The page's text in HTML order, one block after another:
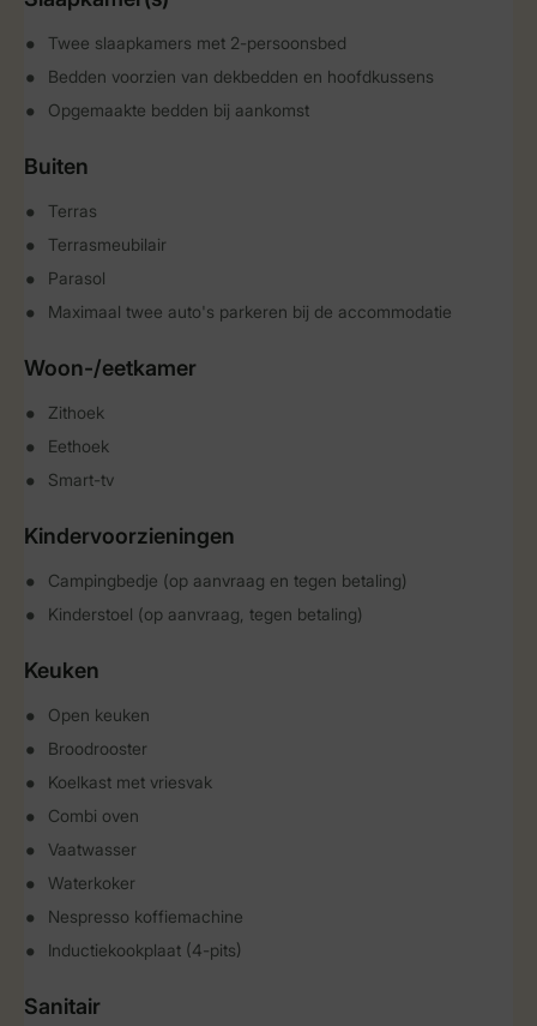
Twee slaapkamers met 2-persoonsbed
Bedden voorzien van dekbedden en hoofdkussens
Opgemaakte bedden bij aankomst
Buiten
Terras
Terrasmeubilair
Parasol
Maximaal twee auto's parkeren bij de accommodatie
Woon-/eetkamer
Zithoek
Eethoek
Smart-tv
Kindervoorzieningen
Campingbedje (op aanvraag en tegen betaling)
Kinderstoel (op aanvraag, tegen betaling)
Keuken
Open keuken
Broodrooster
Koelkast met vriesvak
Combi oven
Vaatwasser
Waterkoker
Nespresso koffiemachine
Inductiekookplaat (4-pits)
Sanitair